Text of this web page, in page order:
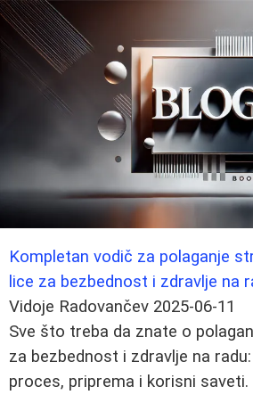
Kompletan vodič za polaganje
lice za bezbednost i zdravlje na
Vidoje Radovančev 2025-06-11
Sve što treba da znate o
za bezbednost i zdravlje na
proces, priprema i korisni saveti.